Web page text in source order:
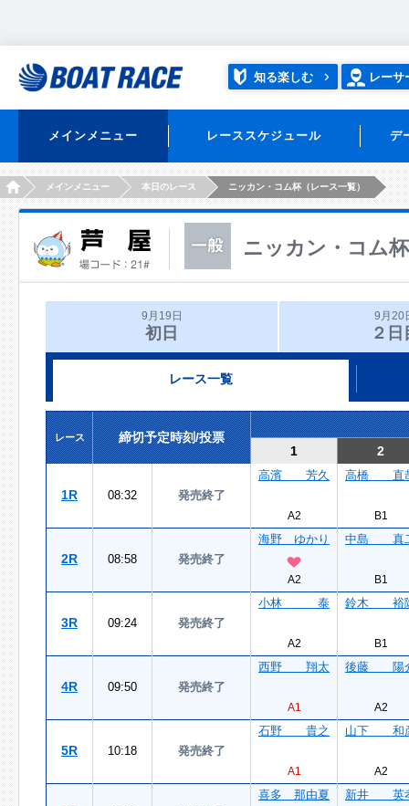
知る楽しむ レーサ
メインメニュー レーススケジュール デ
HOMEメインメニュー 本日のレース ニッカン・コム杯（レース一覧）
ニッカン・コム杯
9月19日
初日
9月20
２日
レース一覧
レース
締切予定時刻/投票
1
2
1R 08:32 発売終了
高濱 芳久
A2
高橋 直
B1
2R 08:58 発売終了
海野 ゆかり
A2
中島 真
B1
3R 09:24 発売終了
小林 泰
A2
鈴木 裕
B1
4R 09:50 発売終了
西野 翔太
A1
後藤 陽
A2
5R 10:18 発売終了
石野 貴之
A1
山下 和
A2
喜多 那由夏 新井 英